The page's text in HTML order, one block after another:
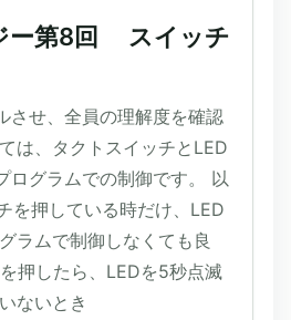
ー第8回 スイッチ
させ、全員の理解度を確認
は、タクトスイッチとLED
ログラムでの制御です。 以
を押している時だけ、LED
ラムで制御しなくても良
押したら、LEDを5秒点滅
ないとき